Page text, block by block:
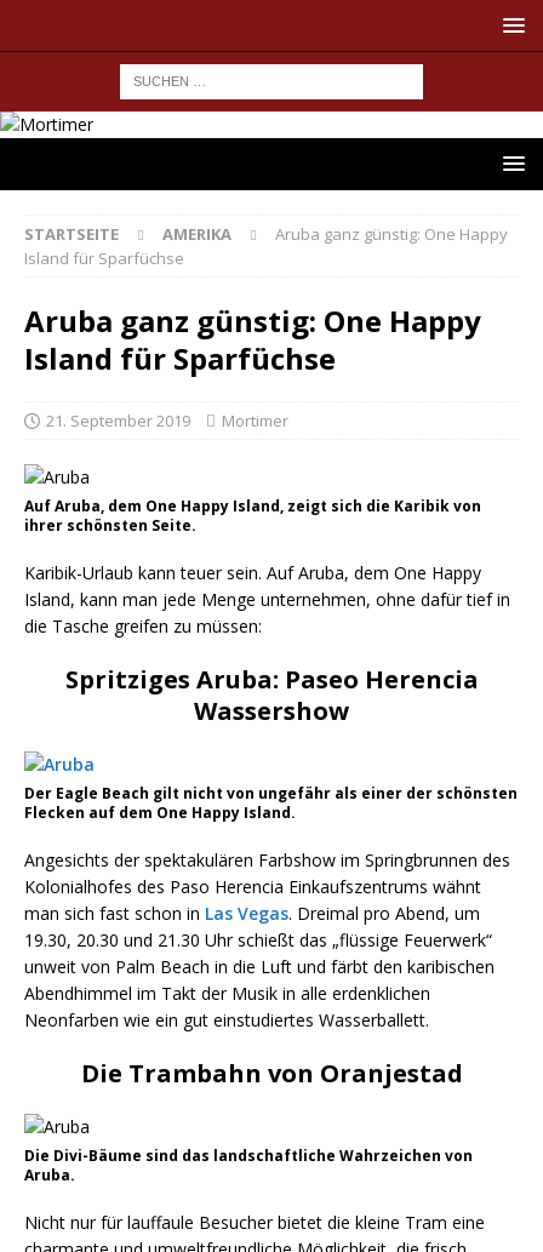
STARTSEITE AMERIKA
Aruba ganz günstig: One Happy
Island für Sparfüchse
Aruba ganz günstig: One Happy
Island für Sparfüchse
21. September 2019 Mortimer
Auf Aruba, dem One Happy Island, zeigt sich die Karibik von
ihrer schönsten Seite.
Karibik-Urlaub kann teuer sein. Auf Aruba, dem One Happy
Island, kann man jede Menge unternehmen, ohne dafür tief in
die Tasche greifen zu müssen:
Spritziges Aruba: Paseo Herencia
Wassershow
Der Eagle Beach gilt nicht von ungefähr als einer der schönsten
Flecken auf dem One Happy Island.
Angesichts der spektakulären Farbshow im Springbrunnen des
Kolonialhofes des Paso Herencia Einkaufszentrums wähnt
man sich fast schon in Las Vegas. Dreimal pro Abend, um
19.30, 20.30 und 21.30 Uhr schießt das „flüssige Feuerwerk“
unweit von Palm Beach in die Luft und färbt den karibischen
Abendhimmel im Takt der Musik in alle erdenklichen
Neonfarben wie ein gut einstudiertes Wasserballett.
Die Trambahn von Oranjestad
Die Divi-Bäume sind das landschaftliche Wahrzeichen von
Aruba.
Nicht nur für lauffaule Besucher bietet die kleine Tram eine